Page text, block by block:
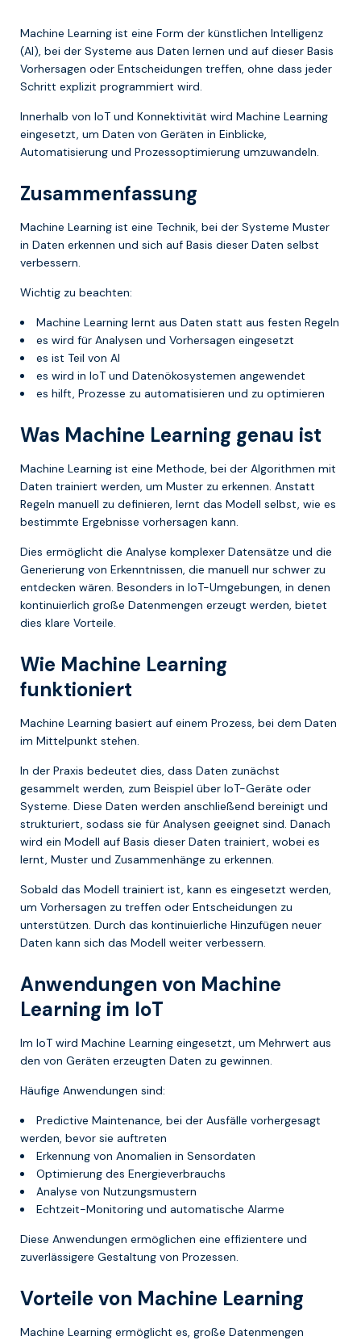
Machine Learning ist eine Form der künstlichen Intelligenz
(AI), bei der Systeme aus Daten lernen und auf dieser Basis
Vorhersagen oder Entscheidungen treffen, ohne dass jeder
Schritt explizit programmiert wird.
Innerhalb von IoT und Konnektivität wird Machine Learning
eingesetzt, um Daten von Geräten in Einblicke,
Automatisierung und Prozessoptimierung umzuwandeln.
Zusammenfassung
Machine Learning ist eine Technik, bei der Systeme Muster
in Daten erkennen und sich auf Basis dieser Daten selbst
verbessern.
Wichtig zu beachten:
Machine Learning lernt aus Daten statt aus festen Regeln
es wird für Analysen und Vorhersagen eingesetzt
es ist Teil von AI
es wird in IoT und Datenökosystemen angewendet
es hilft, Prozesse zu automatisieren und zu optimieren
Was Machine Learning genau ist
Machine Learning ist eine Methode, bei der Algorithmen mit
Daten trainiert werden, um Muster zu erkennen. Anstatt
Regeln manuell zu definieren, lernt das Modell selbst, wie es
bestimmte Ergebnisse vorhersagen kann.
Dies ermöglicht die Analyse komplexer Datensätze und die
Generierung von Erkenntnissen, die manuell nur schwer zu
entdecken wären. Besonders in IoT-Umgebungen, in denen
kontinuierlich große Datenmengen erzeugt werden, bietet
dies klare Vorteile.
Wie Machine Learning
funktioniert
Machine Learning basiert auf einem Prozess, bei dem Daten
im Mittelpunkt stehen.
In der Praxis bedeutet dies, dass Daten zunächst
gesammelt werden, zum Beispiel über IoT-Geräte oder
Systeme. Diese Daten werden anschließend bereinigt und
strukturiert, sodass sie für Analysen geeignet sind. Danach
wird ein Modell auf Basis dieser Daten trainiert, wobei es
lernt, Muster und Zusammenhänge zu erkennen.
Sobald das Modell trainiert ist, kann es eingesetzt werden,
um Vorhersagen zu treffen oder Entscheidungen zu
unterstützen. Durch das kontinuierliche Hinzufügen neuer
Daten kann sich das Modell weiter verbessern.
Anwendungen von Machine
Learning im IoT
Im IoT wird Machine Learning eingesetzt, um Mehrwert aus
den von Geräten erzeugten Daten zu gewinnen.
Häufige Anwendungen sind:
Predictive Maintenance, bei der Ausfälle vorhergesagt
werden, bevor sie auftreten
Erkennung von Anomalien in Sensordaten
Optimierung des Energieverbrauchs
Analyse von Nutzungsmustern
Echtzeit-Monitoring und automatische Alarme
Diese Anwendungen ermöglichen eine effizientere und
zuverlässigere Gestaltung von Prozessen.
Vorteile von Machine Learning
Machine Learning ermöglicht es, große Datenmengen